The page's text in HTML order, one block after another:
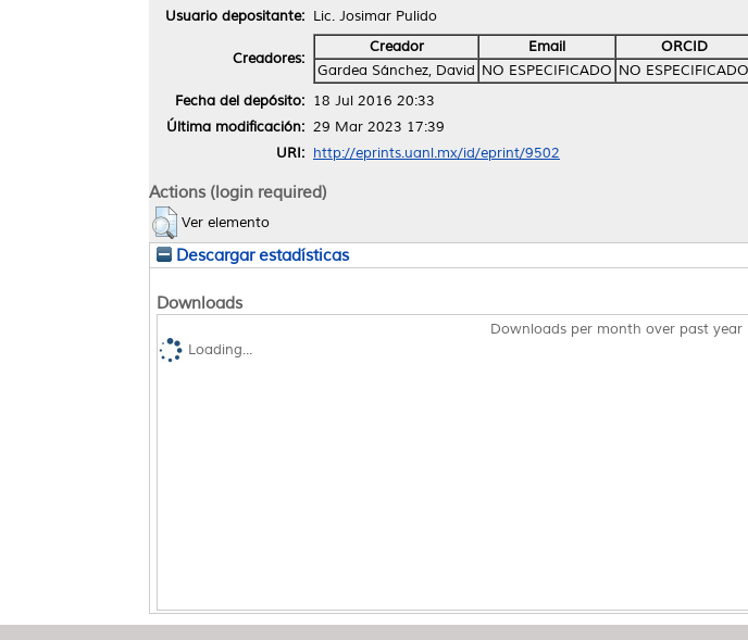
Usuario depositante: Lic. Josimar Pulido
Creadores:
Creador Email
ORCID
Gardea Sánchez, David NO ESPECIFICADO NO ESPECIFICADO
Fecha del depósito: 18 Jul 2016 20:33
Última modificación: 29 Mar 2023 17:39
URI: http://eprints.uanl.mx/id/eprint/9502
Actions (login required)
Ver elemento
Descargar estadísticas
Downloads
Downloads per month over past year
Loading...